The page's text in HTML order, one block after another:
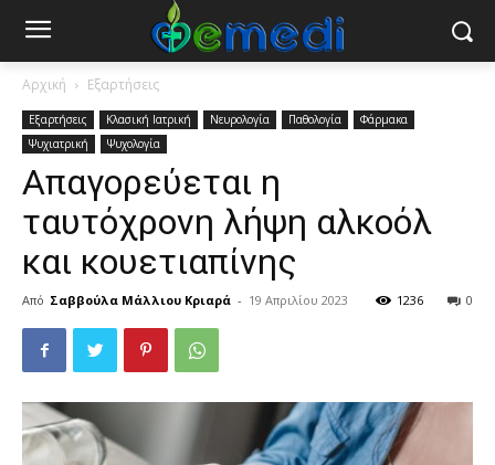
Αρχική Εξαρτήσεις
Εξαρτήσεις Κλασική Ιατρική Νευρολογία Παθολογία
Φάρμακα
Ψυχιατρική
Ψυχολογία
Απαγορεύεται η
ταυτόχρονη λήψη αλκοόλ
και κουετιαπίνης
Από Σαββούλα Μάλλιου Κριαρά - 19 Απριλίου 2023 0
1236